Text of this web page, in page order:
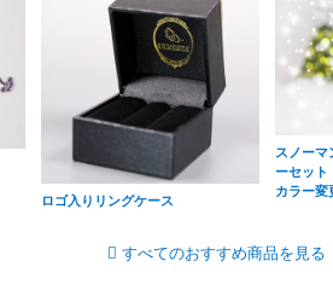
ロゴ入りリングケース
スノーマ
ーセット
カラー変
すべてのおすすめ商品を見る